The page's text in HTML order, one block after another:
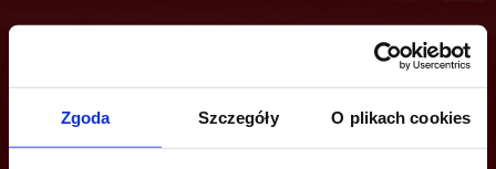
Zgoda Szczegóły O plikach cookies
Jesteś zainteresowany tą ofertą?